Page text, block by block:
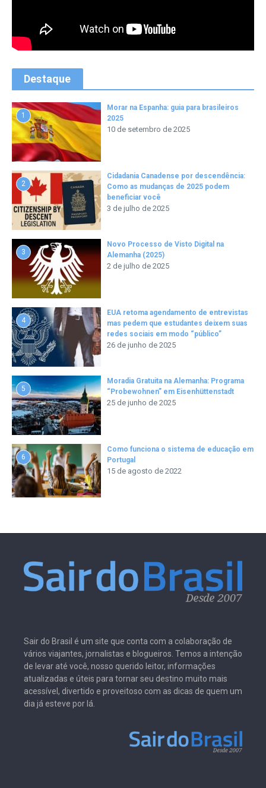
Destaque
1
Morar na Espanha: guia para brasileiros
2025
10 de setembro de 2025
2
Cidadania Canadense por descendência:
Como as mudanças de 2025 podem
beneficiar você
3 de julho de 2025
3
Novo Processo de Visto Digital na
Alemanha (2025)
2 de julho de 2025
4
EUA retoma agendamento de entrevistas
mas pedem que estudantes deixem suas
redes sociais em modo “público”
26 de junho de 2025
5
Moradia Gratuita na Alemanha: Programa
“Probewohnen” em Eisenhüttenstadt
25 de junho de 2025
6
Como funciona o sistema de educação em
Portugal
15 de agosto de 2022
Sair do Brasil é um site que conta com a colaboração de
vários viajantes, jornalistas e blogueiros. Temos a intenção
de levar até você, nosso querido leitor, informações
atualizadas e úteis para tornar seu destino muito mais
acessível, divertido e proveitoso com as dicas de quem um
dia já esteve por lá.